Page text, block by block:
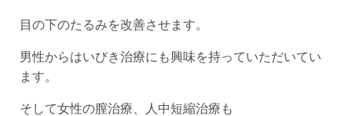
目の下のたるみを改善させます。
男性からはいびき治療にも興味を持っていただいてい
ます。
そして女性の膣治療、人中短縮治療も